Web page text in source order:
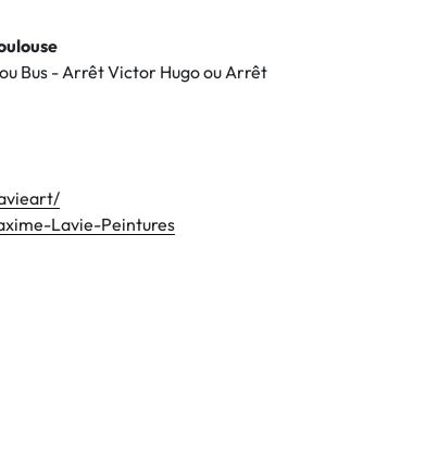
Bus - Arrêt Victor Hugo ou Arrêt
Lavie-Peintures